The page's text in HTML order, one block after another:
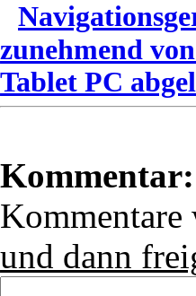
zunehmend
Tablet PC
Kommentar:
und dann